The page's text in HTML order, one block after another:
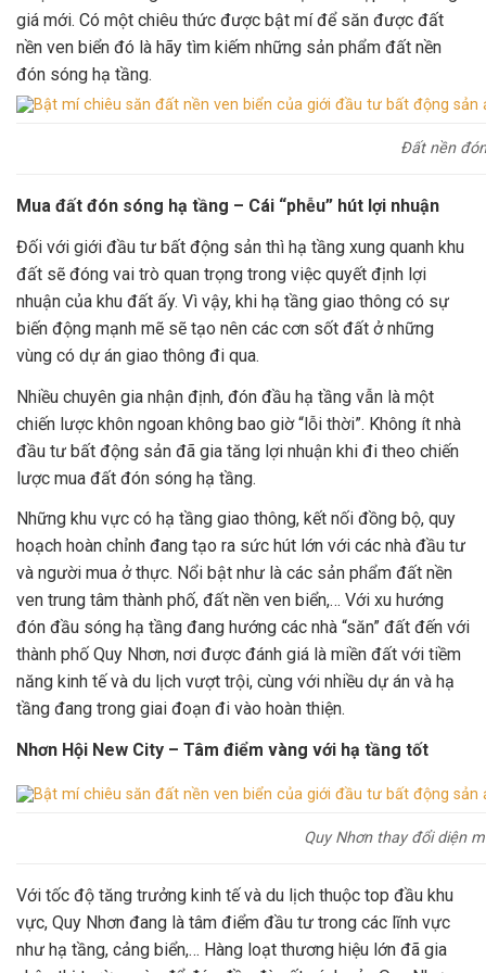
giá mới. Có một chiêu thức được bật mí để săn được đất
nền ven biển đó là hãy tìm kiếm những sản phẩm đất nền
đón sóng hạ tầng.
Đất nền
Mua đất đón sóng hạ tầng – Cái “phễu” hút lợi nhuận
Đối với giới đầu tư bất động sản thì hạ tầng xung quanh khu
đất sẽ đóng vai trò quan trọng trong việc quyết định lợi
nhuận của khu đất ấy. Vì vậy, khi hạ tầng giao thông có sự
biến động mạnh mẽ sẽ tạo nên các cơn sốt đất ở những
vùng có dự án giao thông đi qua.
Nhiều chuyên gia nhận định, đón đầu hạ tầng vẫn là một
chiến lược khôn ngoan không bao giờ “lỗi thời”. Không ít nhà
đầu tư bất động sản đã gia tăng lợi nhuận khi đi theo chiến
lược mua đất đón sóng hạ tầng.
Những khu vực có hạ tầng giao thông, kết nối đồng bộ, quy
hoạch hoàn chỉnh đang tạo ra sức hút lớn với các nhà đầu tư
và người mua ở thực. Nổi bật như là các sản phẩm đất nền
ven trung tâm thành phố, đất nền ven biển,… Với xu hướng
đón đầu sóng hạ tầng đang hướng các nhà “săn” đất đến với
thành phố Quy Nhơn, nơi được đánh giá là miền đất với tiềm
năng kinh tế và du lịch vượt trội, cùng với nhiều dự án và hạ
tầng đang trong giai đoạn đi vào hoàn thiện.
Nhơn Hội New City – Tâm điểm vàng với hạ tầng tốt
Quy Nhơn thay đổi diện
Với tốc độ tăng trưởng kinh tế và du lịch thuộc top đầu khu
vực, Quy Nhơn đang là tâm điểm đầu tư trong các lĩnh vực
như hạ tầng, cảng biển,… Hàng loạt thương hiệu lớn đã gia